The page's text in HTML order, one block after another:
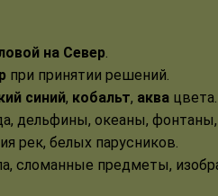
на Север.
при принятии решений.
синий, кобальт, аква цвета.
дельфины, океаны,
рек, белых парусников.
сломанные предметы,